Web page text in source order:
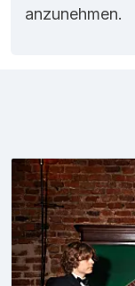
anzunehmen.